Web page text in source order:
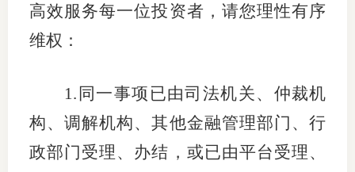
高效服务每一位投资者，请您理性有序
维权：
1. 同一事项已由司法机关、仲裁机
构、调解机构、其他金融管理部门、行
政部门受理、办结，或已由平台受理、